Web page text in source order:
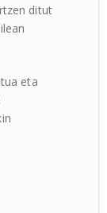
ditut
eta